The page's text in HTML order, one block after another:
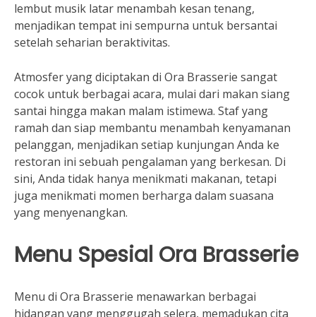
lembut musik latar menambah kesan tenang,
menjadikan tempat ini sempurna untuk bersantai
setelah seharian beraktivitas.
Atmosfer yang diciptakan di Ora Brasserie sangat
cocok untuk berbagai acara, mulai dari makan siang
santai hingga makan malam istimewa. Staf yang
ramah dan siap membantu menambah kenyamanan
pelanggan, menjadikan setiap kunjungan Anda ke
restoran ini sebuah pengalaman yang berkesan. Di
sini, Anda tidak hanya menikmati makanan, tetapi
juga menikmati momen berharga dalam suasana
yang menyenangkan.
Menu Spesial Ora Brasserie
Menu di Ora Brasserie menawarkan berbagai
hidangan yang menggugah selera, memadukan cita